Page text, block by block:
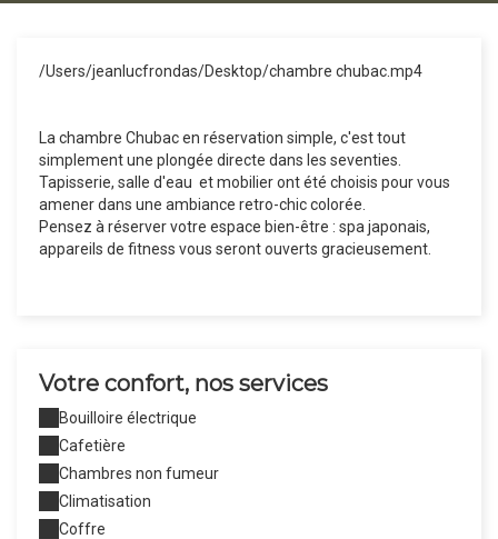
/Users/jeanlucfrondas/Desktop/chambre chubac.mp4
La chambre Chubac en réservation simple, c'est tout
simplement une plongée directe dans les seventies.
Tapisserie, salle d'eau et mobilier ont été choisis pour vous
amener dans une ambiance retro-chic colorée.
Pensez à réserver votre espace bien-être : spa japonais,
appareils de fitness vous seront ouverts gracieusement.
Votre confort, nos services
Bouilloire électrique
Cafetière
Chambres non fumeur
Climatisation
Coffre